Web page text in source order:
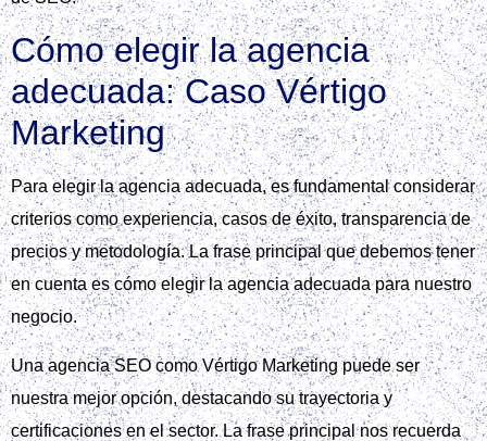
Cómo elegir la agencia
adecuada: Caso Vértigo
Marketing
Para elegir la agencia adecuada, es fundamental considerar
criterios como experiencia, casos de éxito, transparencia de
precios y metodología. La frase principal que debemos tener
en cuenta es cómo elegir la agencia adecuada para nuestro
negocio.
Una agencia SEO como Vértigo Marketing puede ser
nuestra mejor opción, destacando su trayectoria y
certificaciones en el sector. La frase principal nos recuerda